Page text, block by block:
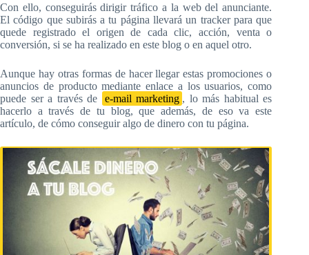
Con ello, conseguirás dirigir tráfico a la web del anunciante.
El código que subirás a tu página llevará un tracker para que
quede registrado el origen de cada clic, acción, venta o
conversión, si se ha realizado en este blog o en aquel otro.
Aunque hay otras formas de hacer llegar estas promociones o
anuncios de producto mediante enlace a los usuarios, como
puede ser a través de
e-mail marketing , lo más habitual es
hacerlo a través de tu blog, que además, de eso va este
artículo, de cómo conseguir algo de dinero con tu página.